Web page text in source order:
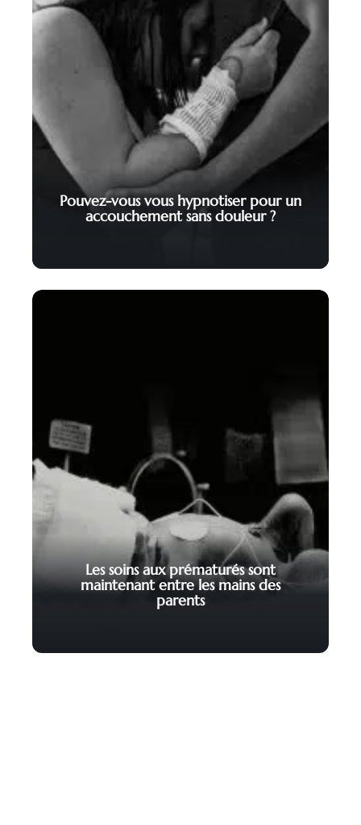
Pouvez-vous vous hypnotiser pour un
accouchement sans douleur ?
Les soins aux prématurés sont
maintenant entre les mains des
parents